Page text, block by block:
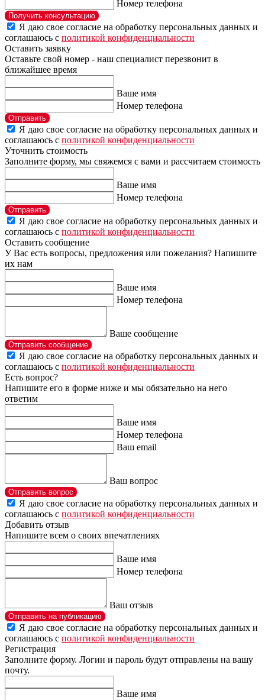
Номер телефона
Получить консультацию
Я даю свое согласие на обработку персональных данных и
соглашаюсь с политикой конфиденциальности
Оставить заявку
Оставьте свой номер - наш специалист перезвонит в
ближайшее время
Ваше имя
Номер телефона
Отправить
Я даю свое согласие на обработку персональных данных и
соглашаюсь с политикой конфиденциальности
Уточнить стоимость
Заполните форму, мы свяжемся с вами и рассчитаем стоимость
Ваше имя
Номер телефона
Отправить
Я даю свое согласие на обработку персональных данных и
соглашаюсь с политикой конфиденциальности
Оставить сообщение
У Вас есть вопросы, предложения или пожелания? Напишите
их нам
Ваше имя
Номер телефона
Ваше сообщение
Отправить сообщение
Я даю свое согласие на обработку персональных данных и
соглашаюсь с политикой конфиденциальности
Есть вопрос?
Напишите его в форме ниже и мы обязательно на него
ответим
Ваше имя
Номер телефона
Ваш email
Ваш вопрос
Отправить вопрос
Я даю свое согласие на обработку персональных данных и
соглашаюсь с политикой конфиденциальности
Добавить отзыв
Напишите всем о своих впечатлениях
Ваше имя
Номер телефона
Ваш отзыв
Отправить на публикацию
Я даю свое согласие на обработку персональных данных и
соглашаюсь с политикой конфиденциальности
Регистрация
Заполните форму. Логин и пароль будут отправлены на вашу
почту.
Ваше имя